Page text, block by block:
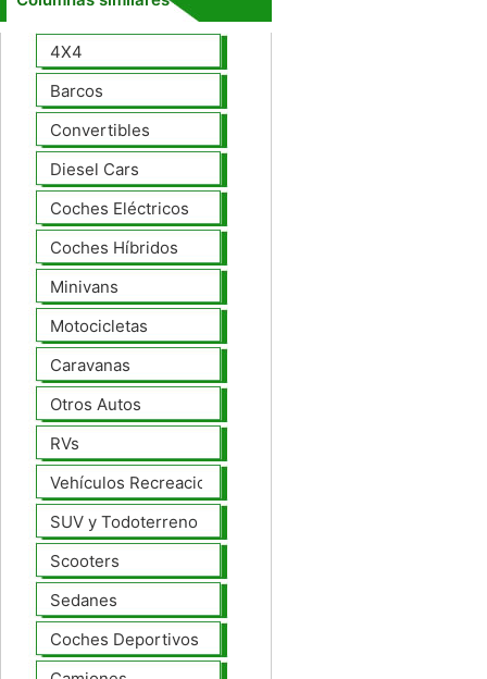
4X4
Barcos
Convertibles
Diesel Cars
Coches Eléctricos
Coches Híbridos
Minivans
Motocicletas
Caravanas
Otros Autos
RVs
Vehículos Recreacionales
SUV y Todoterreno
Scooters
Sedanes
Coches Deportivos